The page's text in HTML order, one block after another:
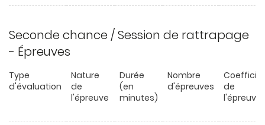
Seconde chance / Session de rattrapage
- Épreuves
Type
d'évaluation
Nature
de
l'épreuve
Durée
(en
minutes)
Nombre
d'épreuves
de
l'épreuve